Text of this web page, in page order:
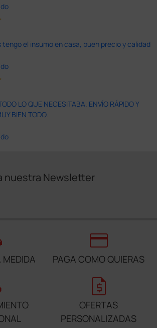
el insumo en casa, buen precio y calidad
LO QUE NECESITABA. ENVÍO RÁPIDO Y
BIEN TODO.
nuestra Newsletter
MEDIDA
credit_card
PAGA COMO QUIERAS
request_quote
OFERTAS
PERSONALIZADAS